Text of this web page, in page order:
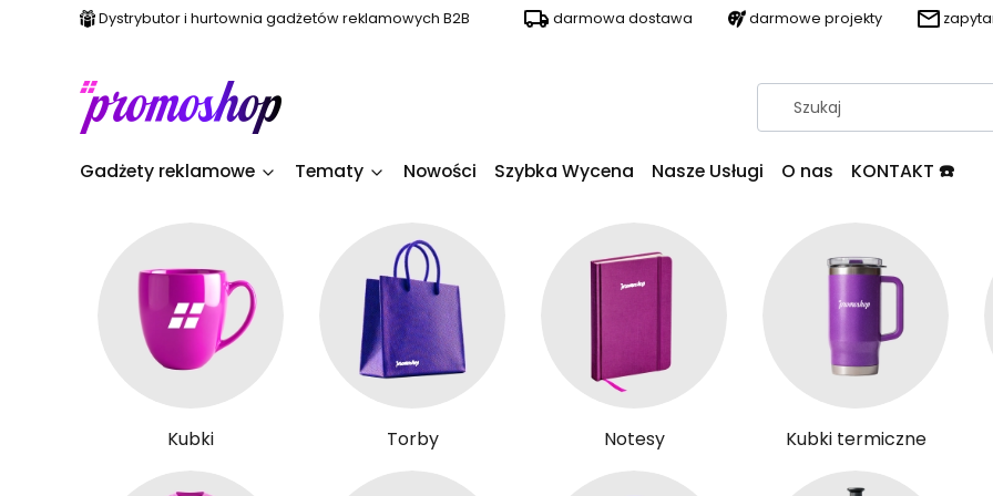
Dystrybutor i hurtownia gadżetów reklamowych B2B darmowa dostawa darmowe projekty
Gadżety reklamowe Tematy Nowości Szybka Wycena Nasze Usługi O nas KONTAKT ☎️
Kubki Torby Notesy Kubki termiczne